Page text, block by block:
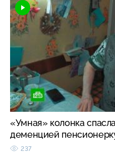
«Умная» колонка
деменцией
237